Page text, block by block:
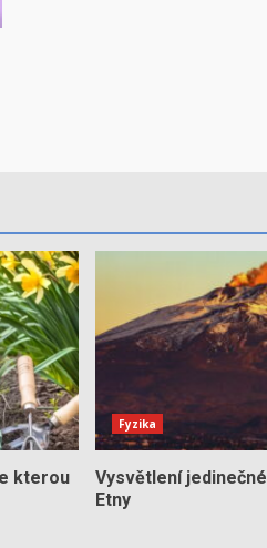
kterou
Fyzika
Vysvětlení
Etny